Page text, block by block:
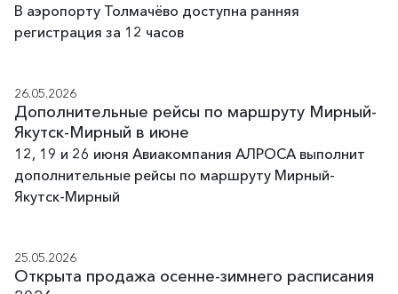
В аэропорту Толмачёво доступна ранняя
регистрация за 12 часов
26.05.2026
Дополнительные рейсы по маршруту Мирный-
Якутск-Мирный в июне
12, 19 и 26 июня Авиакомпания АЛРОСА выполнит
дополнительные рейсы по маршруту Мирный-
Якутск-Мирный
25.05.2026
Открыта продажа осенне-зимнего расписания